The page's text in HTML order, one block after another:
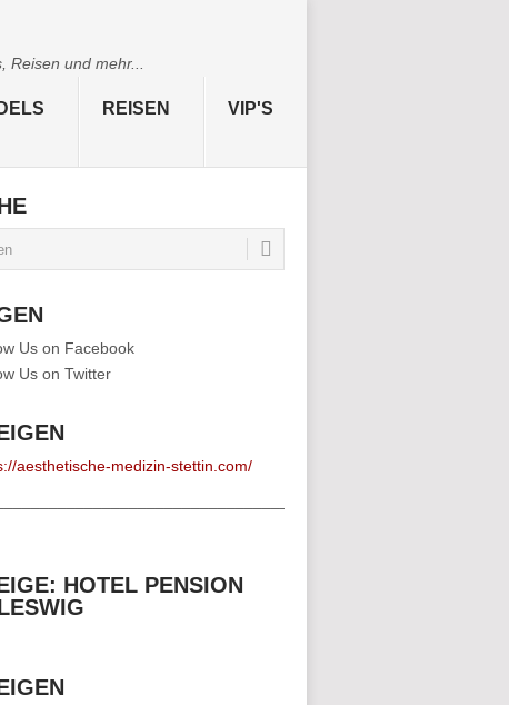
und mehr...
REISEN VIP'S
HOTEL PENSION